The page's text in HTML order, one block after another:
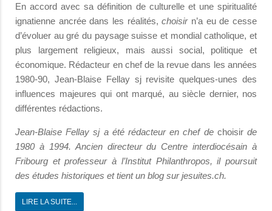
En accord avec sa définition de culturelle et une spiritualité
ignatienne ancrée dans les réalités,choisirn’a eu de cesse
d’évoluer au gré du paysage suisse et mondial catholique, et
plus largement religieux, mais aussi social, politique et
économique. Rédacteur en chef de la revue dans les années
1980-90, Jean-Blaise Fellay sj revisite quelques-unes des
influences majeures qui ont marqué, au siècle dernier, nos
différentes rédactions.
Jean-Blaise Fellay sj a été rédacteur en chef de choisirde
1980 à 1994. Ancien directeur du Centre interdiocésain à
Fribourg et professeur à l’Institut Philanthropos, il poursuit
des études historiques et tient un blog sur jesuites.ch.
LIRE LA SUITE...